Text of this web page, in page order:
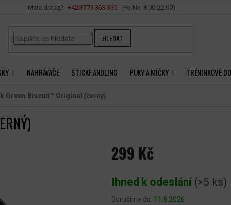
+420 ‭773 363 335
o nákupu
HLEDAT
NAHRÁVAČE STICKHANDLING PUKY A MÍČKY TRÉNINKOVÉ
Green Biscuit™ Originál (černý)
299 Kč
cena:
Ihned k odeslání (>5 ks)
Doručíme do: 11.8.2026